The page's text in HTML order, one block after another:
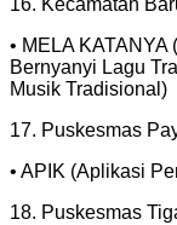
• MELA
Bernyanyi Lagu
Musik Tradisional)
17. Puskesmas
• APIK (Aplikasi
18. Puskesmas